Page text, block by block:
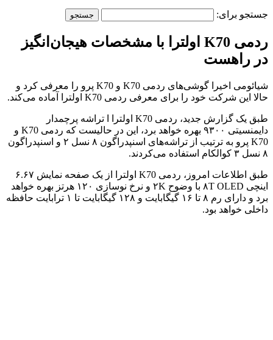
جستجو برای:
ردمی K70 اولترا با مشخصات هیجان‌انگیز
در راهست
شیائومی اخیرا گوشی‌های ردمی K70 و K70 پرو را معرفی کرد و
حالا این شرکت خود را برای معرفی ردمی K70 اولترا آماده می‌کند.
طبق یک گزارش جدید، ردمی K70 اولترا ا تراشه پرچمدار
دایمنسیتی ۹۳۰۰ بهره خواهد برد، این در حالیست که ردمی K70 و
K70 پرو به ترتیب از تراشه‌های اسنپدراگون ۸ نسل ۲ و اسنپدراگون
۸ نسل ۳ کوالکام استفاده می‌کردند.
طبق اطلاعات امروز، ردمی K70 اولترا از یک صفحه نمایش ۶.۶۷
اینچی ۸T OLED با وضوح ۲K و نرخ نوسازی ۱۲۰ هرتز بهره خواهد
برد و دارای رم ۸ تا ۱۶ گیگابایت و ۱۲۸ گیگابایت تا ۱ ترابایت حافظه
داخلی خواهد بود.